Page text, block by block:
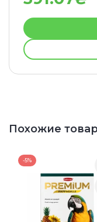
Похожие
-5%